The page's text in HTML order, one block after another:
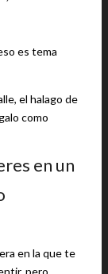
es tema
el halago de
como
en un
en la que te
pero